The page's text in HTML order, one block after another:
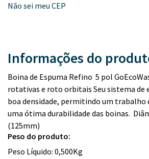
Não sei meu CEP
Informações do
Boina de Espuma Refino 5 pol
rotativas e roto orbitais Seu sistema de
boa densidade, permitindo um trabalho
uma ótima durabilidade das boinas.
(125mm)
Peso do produto:
Peso Líquido: 0,500Kg